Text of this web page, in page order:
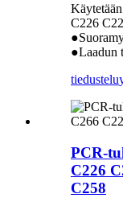
C226
●Laadun
tiedustelu
PCR-
C226
C258